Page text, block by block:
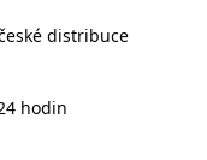
distribuce
hodin